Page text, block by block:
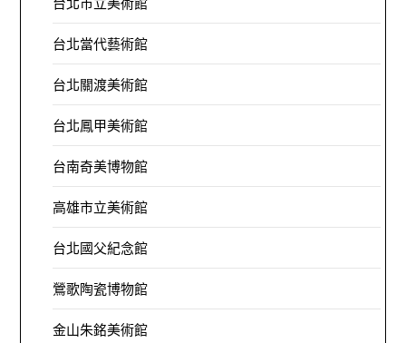
台北當代藝術館
台北關渡美術館
台北鳳甲美術館
台南奇美博物館
高雄市立美術館
台北國父紀念館
鶯歌陶瓷博物館
金山朱銘美術館